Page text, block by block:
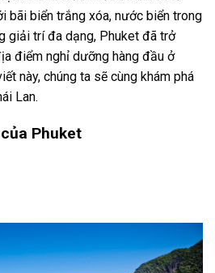
bãi biển trắng xóa, nước biển trong
giải trí đa dạng, Phuket đã trở
điểm nghỉ dưỡng hàng đầu ở
này, chúng ta sẽ cùng khám phá
Lan.
Phuket